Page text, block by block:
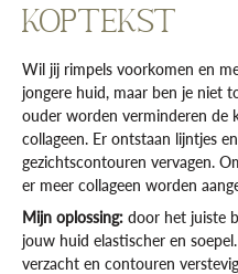
KOPTEKST
Wil jij rimpels voorkomen en
jongere huid, maar ben je niet
ouder worden verminderen de
collageen. Er ontstaan lijntjes
gezichtscontouren vervagen.
er meer collageen worden
Mijn oplossing: door het juiste
jouw huid elastischer en
verzacht en contouren